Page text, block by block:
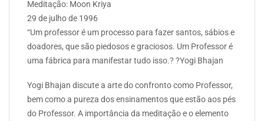
Meditação: Moon Kriya
29 de julho de 1996
“Um professor é um processo para fazer santos, sábios e
doadores, que são piedosos e graciosos. Um Professor é
uma fábrica para manifestar tudo isso.? ?Yogi Bhajan
Yogi Bhajan discute a arte do confronto como Professor,
bem como a pureza dos ensinamentos que estão aos pés
do Professor. A importância da meditação e o elemento